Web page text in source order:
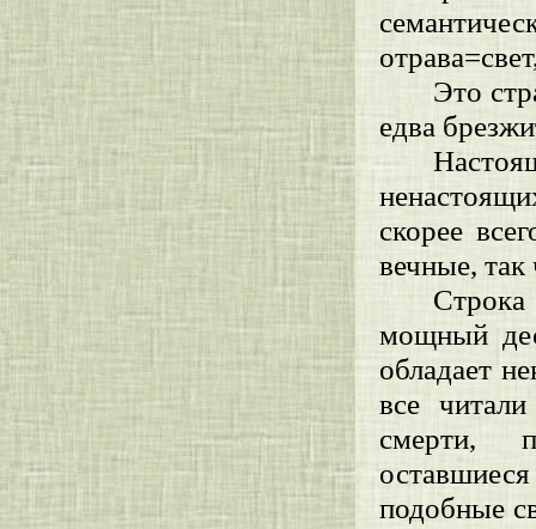
Это
едва
скорее
вечные, так
мощный
обладает
все
смерти,
оставшиеся
подобные